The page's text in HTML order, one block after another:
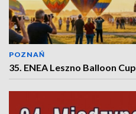
POZNAŃ
35. ENEA Leszno Balloon Cup